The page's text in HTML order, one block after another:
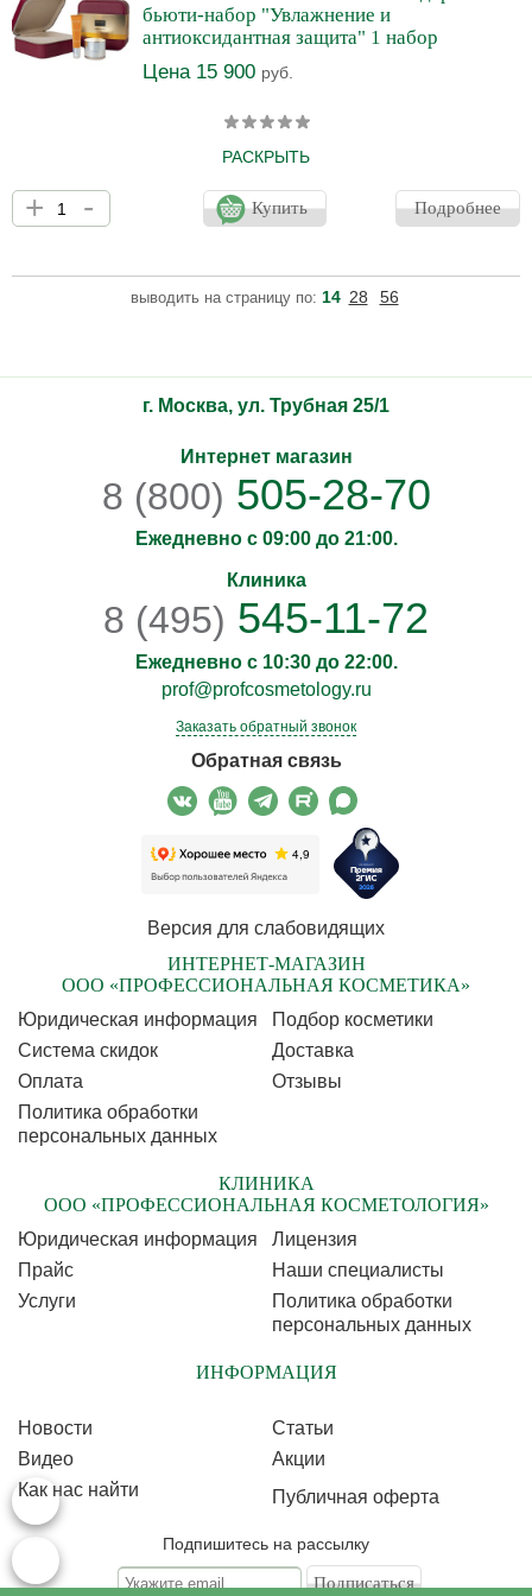
бьюти-набор "Увлажнение и
антиоксидантная защита" 1 набор
Цена 15 900 руб.
РАСКРЫТЬ
Уход для антиоксидантной защиты, замедления старения и
стимуляции регенерации кожи. В наборе: Оживляющий крем с
витамином C, 50 мл. Увлажнение и смягчение кожи. Укрепление
30 мл. Антиоксидантная защита. Улучшение текстуры и
плотности. Профилактика старения и пигментации.
+ - Купить Подробнее
выводить на страницу по: 14 28 56
г. Москва, ул. Трубная 25/1
Интернет магазин
8 (800) 505-28-70
Ежедневно с 09:00 до 21:00.
Клиника
8 (495) 545-11-72
Ежедневно с 10:30 до 22:00.
prof@profcosmetology.ru
Заказать обратный звонок
Обратная связь
Версия для слабовидящих
ИНТЕРНЕТ-МАГАЗИН
ООО «ПРОФЕССИОНАЛЬНАЯ КОСМЕТИКА»
Юридическая информация
Подбор косметики
Cистема скидок
Доставка
Оплата
Отзывы
Политика обработки
персональных данных
КЛИНИКА
ООО «ПРОФЕССИОНАЛЬНАЯ КОСМЕТОЛОГИЯ»
Юридическая информация
Лицензия
Прайс
Наши специалисты
Услуги
Политика обработки
персональных данных
ИНФОРМАЦИЯ
Новости
Статьи
Видео
Акции
Как нас найти
Публичная оферта
Подпишитесь на рассылку